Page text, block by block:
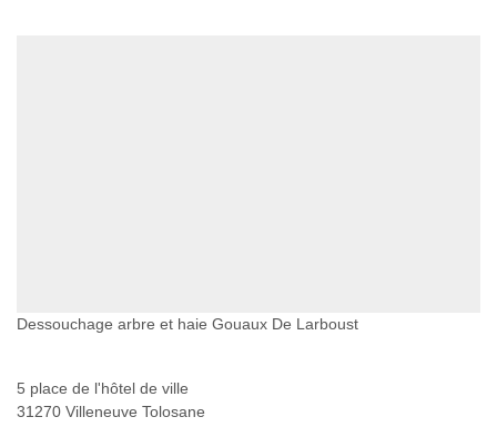
Dessouchage arbre et haie Gouaux De Larboust
5 place de l'hôtel de ville
31270 Villeneuve Tolosane